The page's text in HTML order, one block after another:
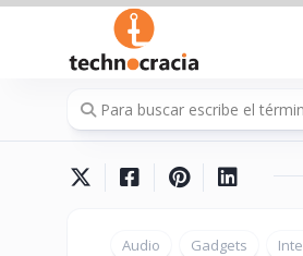
Saltar
contenido
Audio Gadgets